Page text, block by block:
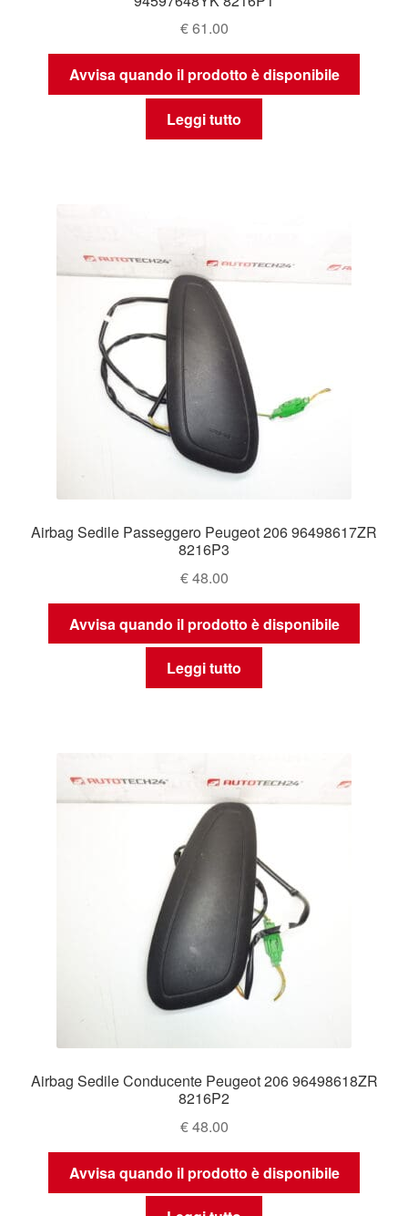
€61.00
Avvisa quando il prodotto è disponibile
Leggi tutto
Airbag Sedile Passeggero Peugeot 206 96498617ZR
8216P3
€48.00
Avvisa quando il prodotto è disponibile
Leggi tutto
Airbag Sedile Conducente Peugeot 206 96498618ZR
8216P2
€48.00
Avvisa quando il prodotto è disponibile